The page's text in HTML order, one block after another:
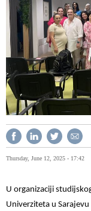
Thursday, June 12, 2025 - 17:42
U organizaciji
Univerziteta u